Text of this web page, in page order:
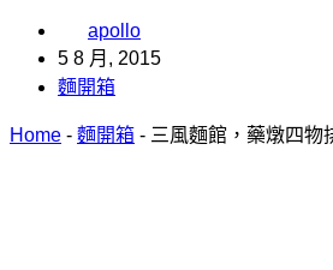
apollo
5 8 月, 2015
麵開箱
Home - 麵開箱 - 三風麵館，藥燉四物